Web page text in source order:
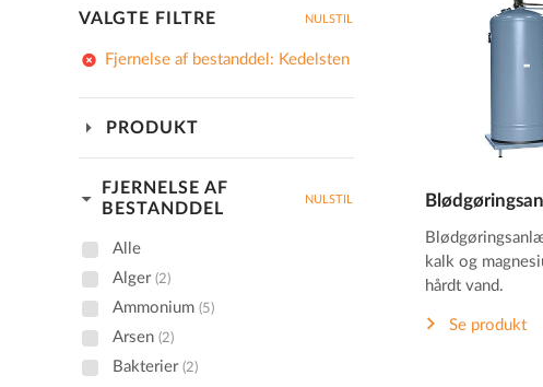
kalk og
hårdt vand.
Se produkt
VALGTE FILTRE NULSTIL
add_circle Fjernelse af bestanddel: Kedelsten
arrow_drop_down PRODUKT
arrow_drop_down
FJERNELSE AF
BESTANDDEL
NULSTIL
Alle
Alger(2)
Ammonium(5)
Arsen(2)
Bakterier(2)